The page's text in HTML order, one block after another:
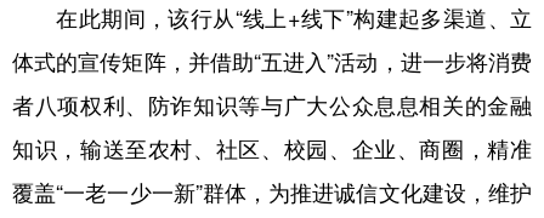
辽宁 吉林 上海 江苏
浙江 安徽 福建 江西
山东 河南 湖北 湖南
广东 广西 海南 重庆
在此期间，该行从“线上+线下”构建起多渠道、立
体式的宣传矩阵，并借助“五进入”活动，进一步将消费
者八项权利、防诈知识等与广大公众息息相关的金融
知识，输送至农村、社区、校园、企业、商圈，精准
覆盖“一老一少一新”群体，为推进诚信文化建设，维护